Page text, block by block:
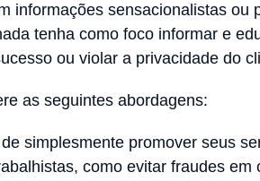
informações sensacionalistas ou
tenha como foco informar e
ou violar a privacidade do
as seguintes abordagens:
simplesmente promover seus
como evitar fraudes